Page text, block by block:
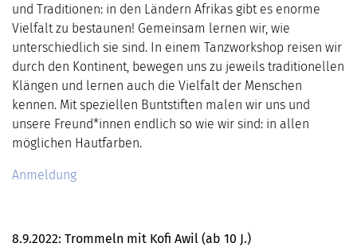
und Traditionen: in den Ländern Afrikas gibt es enorme
Vielfalt zu bestaunen! Gemeinsam lernen wir, wie
unterschiedlich sie sind. In einem Tanzworkshop reisen wir
durch den Kontinent, bewegen uns zu jeweils traditionellen
Klängen und lernen auch die Vielfalt der Menschen
kennen. Mit speziellen Buntstiften malen wir uns und
unsere Freund*innen endlich so wie wir sind: in allen
möglichen Hautfarben.
Anmeldung
8.9.2022: Trommeln mit Kofi Awil (ab 10 J.)